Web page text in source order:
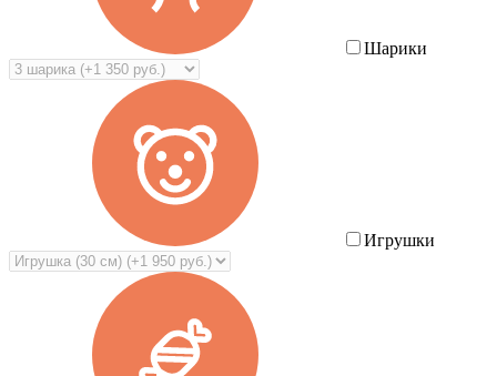
Шарики
Игрушки